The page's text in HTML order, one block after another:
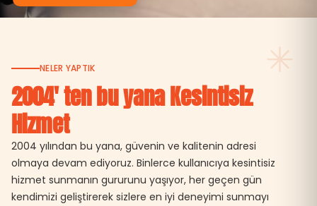
✳
NELER YAPTIK
2004' ten bu yana Kesintisiz
Hizmet
2004 yılından bu yana, güvenin ve kalitenin adresi
olmaya devam ediyoruz. Binlerce kullanıcıya kesintisiz
hizmet sunmanın gururunu yaşıyor, her geçen gün
kendimizi geliştirerek sizlere en iyi deneyimi sunmayı